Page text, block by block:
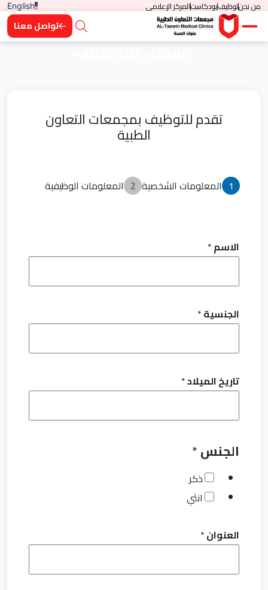
من نحنتوظيفبودكاستالمركز الإعلامي English
تواصل معنا
تسجيل للتوظيف
تقدم للتوظيف بمجمعات التعاون
الطبية
1 المعلومات الشخصية 2 المعلومات الوظيفية
الاسم*
الجنسية*
تاريخ الميلاد*
الجنس*
ذكر
انثي
العنوان*